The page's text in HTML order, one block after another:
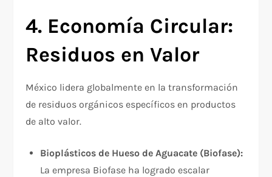
4. Economía Circular:
Residuos en Valor
México lidera globalmente en la transformación
de residuos orgánicos específicos en productos
de alto valor.
Bioplásticos de Hueso de Aguacate (Biofase):
La empresa Biofase ha logrado escalar